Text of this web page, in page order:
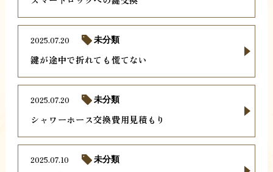
鍵が途中で折れても慌てない
2025.07.20 未分類
シャワーホース交換費用見積もり
2025.07.20 未分類
2025.07.10 未分類